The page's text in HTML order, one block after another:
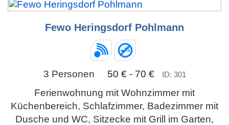
Fewo Heringsdorf Pohlmann
3 Personen 50 € - 70 € ID: 301
Ferienwohnung mit Wohnzimmer mit
Küchenbereich, Schlafzimmer, Badezimmer mit
Dusche und WC, Sitzecke mit Grill im Garten,